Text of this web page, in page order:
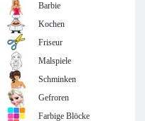
Barbie
Kochen
Friseur
Malspiele
Schminken
Gefroren
Farbige Blöcke